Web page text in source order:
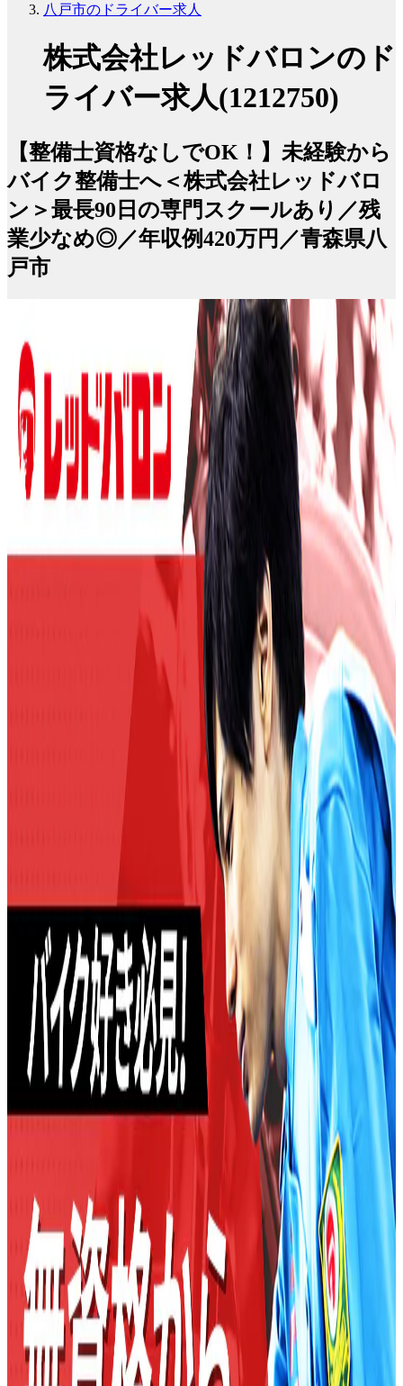
八戸市のドライバー求人
株式会社レッドバロンのド
ライバー求人(1212750)
【整備士資格なしでOK！】未経験から
バイク整備士へ＜株式会社レッドバロ
ン＞最長90日の専門スクールあり／残
業少なめ◎／年収例420万円／青森県八
戸市